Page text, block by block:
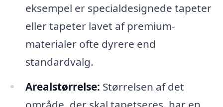
eksempel er specialdesignede tapeter
eller tapeter lavet af premium-
materialer ofte dyrere end
standardvalg.
Arealstørrelse: Størrelsen af det